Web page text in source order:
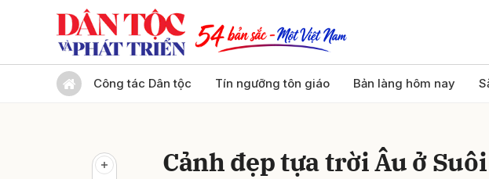
Công tác Dân tộc Tín ngưỡng tôn giáo Bản làng hôm nay
Cảnh đẹp tựa trời Âu ở
Gửi bình luận